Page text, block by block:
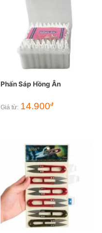
Phấn Sáp Hồng Ân
Giá từ: 14.900đ